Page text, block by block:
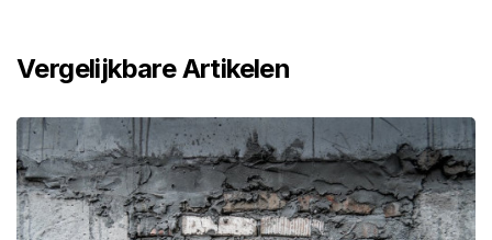
Vergelijkbare Artikelen